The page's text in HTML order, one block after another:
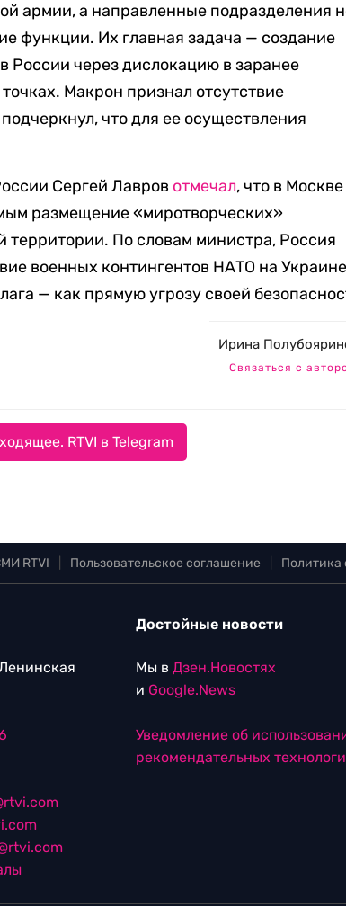
армии, а направленные подразделения
функции. Их главная задача — создание
через дислокацию в заранее
Макрон признал отсутствие
что для ее осуществления
Сергей Лавров отмечал, что в Москве
размещение «миротворческих»
территории. По словам министра, Россия
военных контингентов НАТО на
— как прямую угрозу своей
Ирина
Связаться с
RTVI в Telegram
RTVI Пользовательское соглашение Политика
Достойные новости
Мы в Дзен.Новостях
и Google.News
Уведомление об
рекомендательных